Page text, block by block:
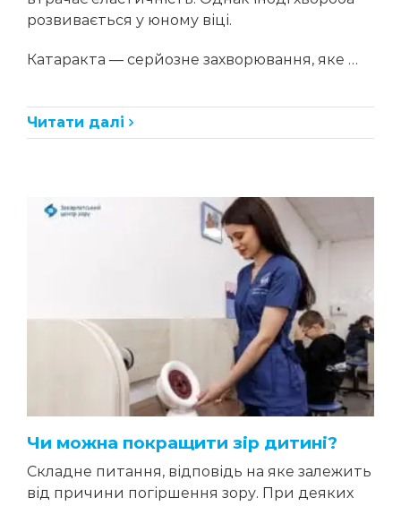
розвивається у юному віці.
Катаракта — серйозне захворювання, яке …
Читати далі
Чи можна покращити зір дитині?
Складне питання, відповідь на яке залежить
від причини погіршення зору. При деяких